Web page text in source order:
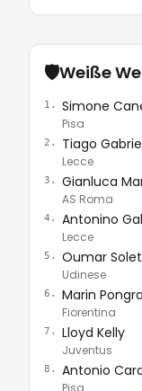
🛡️Weiße
1. Simone
Pisa
2. Tiago
Lecce
3. Gianluca
AS Roma
4. Antonino
Lecce
5. Oumar Solet
Udinese
6. Marin
Fiorentina
7. Lloyd Kelly
Juventus
8. Antonio
Pisa